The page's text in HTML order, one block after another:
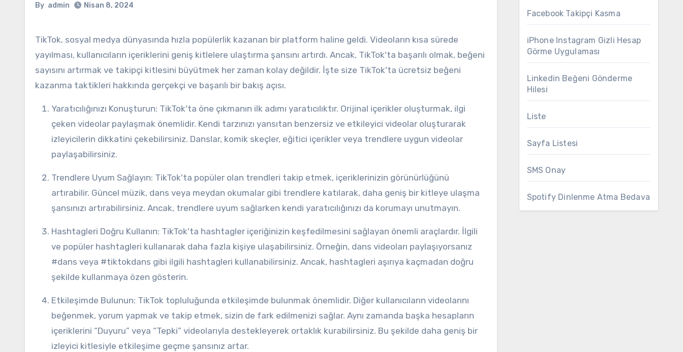
By admin Nisan 8, 2024
TikTok, sosyal medya dünyasında hızla popülerlik kazanan bir platform haline geldi. Videoların kısa sürede
yayılması, kullanıcıların içeriklerini geniş kitlelere ulaştırma şansını artırdı. Ancak, TikTok'ta başarılı olmak, beğeni
sayısını artırmak ve takipçi kitlesini büyütmek her zaman kolay değildir. İşte size TikTok'ta ücretsiz beğeni
kazanma taktikleri hakkında gerçekçi ve başarılı bir bakış açısı.
Yaratıcılığınızı Konuşturun: TikTok'ta öne çıkmanın ilk adımı yaratıcılıktır. Orijinal içerikler oluşturmak, ilgi
çeken videolar paylaşmak önemlidir. Kendi tarzınızı yansıtan benzersiz ve etkileyici videolar oluşturarak
izleyicilerin dikkatini çekebilirsiniz. Danslar, komik skeçler, eğitici içerikler veya trendlere uygun videolar
paylaşabilirsiniz.
Trendlere Uyum Sağlayın: TikTok'ta popüler olan trendleri takip etmek, içeriklerinizin görünürlüğünü
artırabilir. Güncel müzik, dans veya meydan okumalar gibi trendlere katılarak, daha geniş bir kitleye ulaşma
şansınızı artırabilirsiniz. Ancak, trendlere uyum sağlarken kendi yaratıcılığınızı da korumayı unutmayın.
Hashtagleri Doğru Kullanın: TikTok'ta hashtagler içeriğinizin keşfedilmesini sağlayan önemli araçlardır. İlgili
ve popüler hashtagleri kullanarak daha fazla kişiye ulaşabilirsiniz. Örneğin, dans videoları paylaşıyorsanız
#dans veya #tiktokdans gibi ilgili hashtagleri kullanabilirsiniz. Ancak, hashtagleri aşırıya kaçmadan doğru
şekilde kullanmaya özen gösterin.
Etkileşimde Bulunun: TikTok topluluğunda etkileşimde bulunmak önemlidir. Diğer kullanıcıların videolarını
beğenmek, yorum yapmak ve takip etmek, sizin de fark edilmenizi sağlar. Aynı zamanda başka hesapların
içeriklerini “Duyuru” veya “Tepki” videolarıyla destekleyerek ortaklık kurabilirsiniz. Bu şekilde daha geniş bir
izleyici kitlesiyle etkileşime geçme şansınız artar.
Facebook Takipçi Kasma
iPhone Instagram Gizli Hesap
Görme Uygulaması
Linkedin Beğeni Gönderme
Hilesi
Liste
Sayfa Listesi
SMS Onay
Spotify Dinlenme Atma Bedava